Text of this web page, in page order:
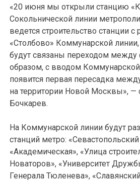
«20 июня мы открыли станцию
Сокольнической линии
ведется строительство станции
«Столбово» Коммунарской
будут связаны переходом между
образом, с вводом Коммунарской
появится первая пересадка
на территории Новой Москвы», —
Бочкарев.
На Коммунарской линии будут
станций метро:
«Академическая», «Улица
Новаторов», «Университет
Генерала Тюленева»,